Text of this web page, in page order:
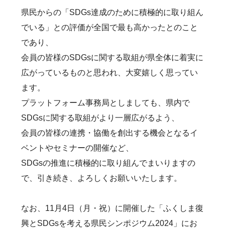
県民からの「SDGs達成のために積極的に取り組ん
でいる」との評価が全国で最も高かったとのこと
であり、
会員の皆様のSDGsに関する取組が県全体に着実に
広がっているものと思われ、大変嬉しく思ってい
ます。
プラットフォーム事務局としましても、県内で
SDGsに関する取組がより一層広がるよう、
会員の皆様の連携・協働を創出する機会となるイ
ベントやセミナーの開催など、
SDGsの推進に積極的に取り組んでまいりますの
で、引き続き、よろしくお願いいたします。
なお、11月4日（月・祝）に開催した「ふくしま復
興とSDGsを考える県民シンポジウム2024」にお